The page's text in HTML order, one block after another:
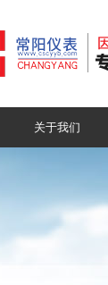
关于我们